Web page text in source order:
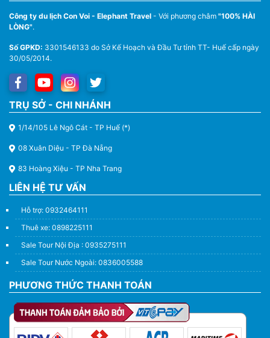
Thuê Xe Du Lịch Tại Huế – Từ 4 Chỗ Đến 45 Chỗ
Công ty du lịch Con Voi - Elephant Travel - Với phương châm "100% HÀI
LÒNG".
Số GPKD: 3301546133 do Sở Kế Hoạch và Đầu Tư tỉnh TT- Huế cấp ngày
30/05/2014.
TRỤ SỞ - CHI NHÁNH
1/14/105 Lê Ngô Cát - TP Huế (*)
08 Xuân Diệu - TP Đà Nẵng
83 Hoàng Xiệu - TP Nha Trang
LIÊN HỆ TƯ VẤN
Hỗ trợ: 0932464111
Thuê xe: 0898225111
Sale Tour Nội Địa : 0935275111
Sale Tour Nước Ngoài: 0836005588
PHƯƠNG THỨC THANH TOÁN